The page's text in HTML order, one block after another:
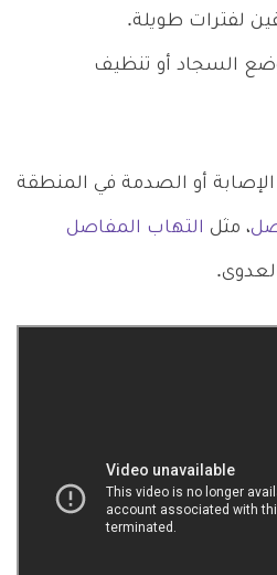
لفترات طويلة.
السجاد أو تنظيف
أو الصدمة في المنطقة
، مثل التهاب المفاصل